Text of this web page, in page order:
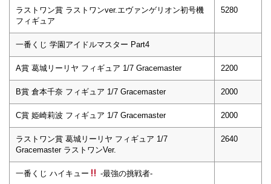
ラストワン賞 ラストワンver.エヴァンゲリオン初号機
フィギュア
5280
一番くじ 学園アイドルマスター Part4
A賞 葛城リーリヤ フィギュア 1/7 Gracemaster 2200
B賞 倉本千奈 フィギュア 1/7 Gracemaster 2000
C賞 姫崎莉波 フィギュア 1/7 Gracemaster 2000
ラストワン賞 葛城リーリヤ フィギュア 1/7
Gracemaster ラストワンVer.
2640
一番くじ ハイキュー -最強の挑戦者-